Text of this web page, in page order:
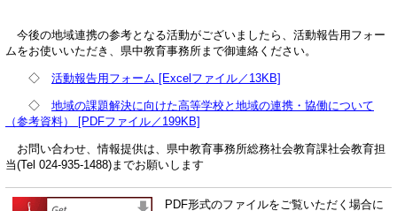
今後の地域連携の参考となる活動がございましたら、活動報告用フォー
ムをお使いいただき、県中教育事務所まで御連絡ください。
◇ 活動報告用フォーム [Excelファイル／13KB]
◇ 地域の課題解決に向けた高等学校と地域の連携・協働について
（参考資料） [PDFファイル／199KB]
お問い合わせ、情報提供は、県中教育事務所総務社会教育課社会教育担
当(Tel 024-935-1488)までお願いします
PDF形式のファイルをご覧いただく場合に